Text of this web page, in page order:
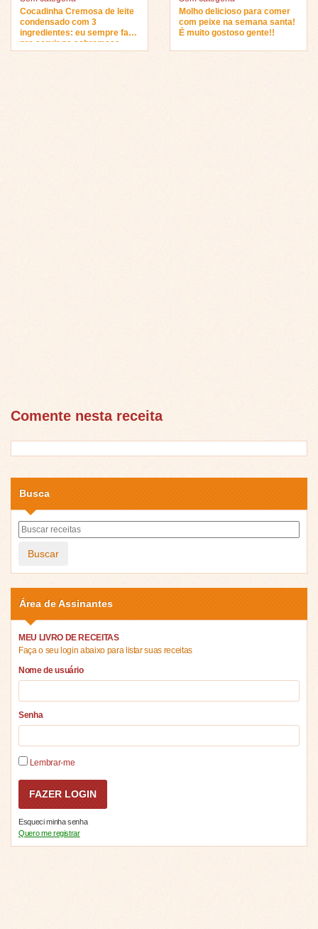
Cocadinha Cremosa de leite
condensado com 3
ingredientes: eu sempre faço
pra servir na sobremesa…
Molho delicioso para comer
com peixe na semana santa!
É muito gostoso gente!!
Comente nesta receita
Busca
Buscar
Área de Assinantes
MEU LIVRO DE RECEITAS
Faça o seu login abaixo para listar suas receitas
Nome de usuário
Senha
Lembrar-me
Esqueci minha senha
Quero me registrar